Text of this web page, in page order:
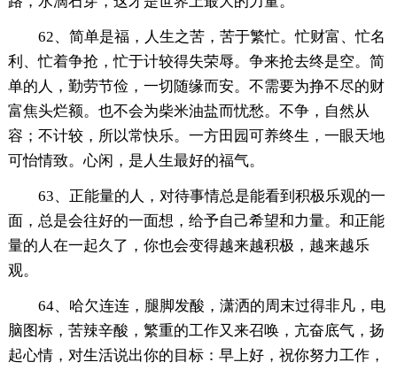
62、简单是福，人生之苦，苦于繁忙。忙财富、忙名
利、忙着争抢，忙于计较得失荣辱。争来抢去终是空。简
单的人，勤劳节俭，一切随缘而安。不需要为挣不尽的财
富焦头烂额。也不会为柴米油盐而忧愁。不争，自然从
容；不计较，所以常快乐。一方田园可养终生，一眼天地
可怡情致。心闲，是人生最好的福气。
63、正能量的人，对待事情总是能看到积极乐观的一
面，总是会往好的一面想，给予自己希望和力量。和正能
量的人在一起久了，你也会变得越来越积极，越来越乐
观。
64、哈欠连连，腿脚发酸，潇洒的周末过得非凡，电
脑图标，苦辣辛酸，繁重的工作又来召唤，亢奋底气，扬
起心情，对生活说出你的目标：早上好，祝你努力工作，